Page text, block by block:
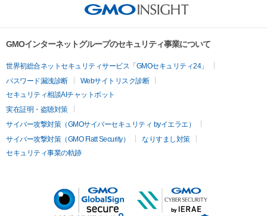
GMOインターネットグループのセキュリティ事業について
世界初総合ネットセキュリティサービス「GMOセキュリティ24」
パスワード漏洩診断
Webサイトリスク診断
セキュリティ相談AIチャットボット
実在証明・盗聴対策
サイバー攻撃対策（GMOサイバーセキュリティ byイエラエ）
サイバー攻撃対策（GMO Flatt Security）
なりすまし対策
セキュリティ事業の軌跡